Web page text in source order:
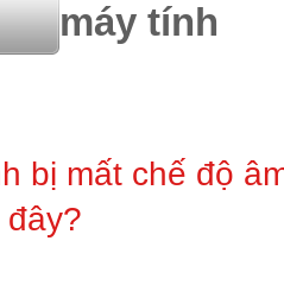
máy tính
bị mất chế độ
đây?